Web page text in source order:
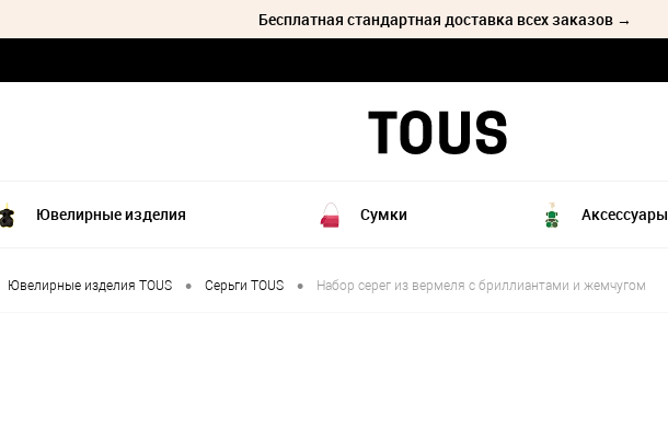
Бесплатная стандартная доставка всех заказов →
Ювелирные изделия Сумки Аксессуары
Ювелирные изделия TOUS • Серьги TOUS • Набор серег из вермеля с бриллиантами и жемчугом